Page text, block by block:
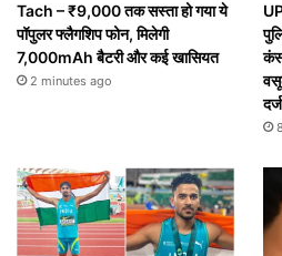
Tach – ₹9,000 तक सस्ता हो गया ये
पॉपुलर फ्लैगशिप फोन, मिलेगी
7,000mAh बैटरी और कई खासियत
2 minutes ago